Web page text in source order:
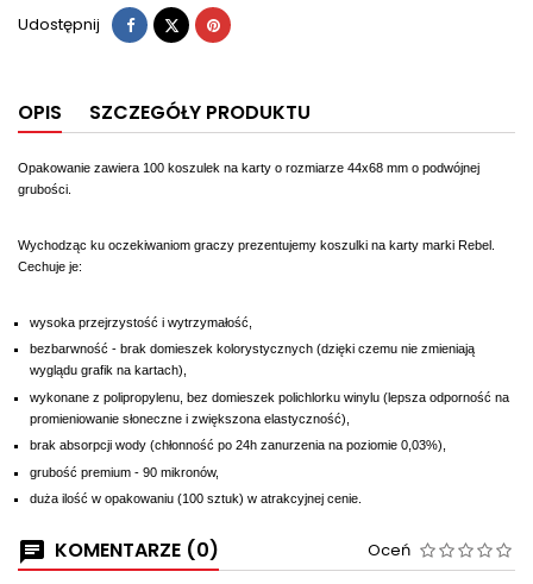
Udostępnij Udostępnij
TweetujPinterest
OPIS SZCZEGÓŁY PRODUKTU
Opakowanie zawiera 100 koszulek na karty o rozmiarze 44x68 mm o podwójnej
grubości.
Wychodząc ku oczekiwaniom graczy prezentujemy koszulki na karty marki Rebel.
Cechuje je:
wysoka przejrzystość i wytrzymałość,
bezbarwność - brak domieszek kolorystycznych (dzięki czemu nie zmieniają
wyglądu grafik na kartach),
wykonane z polipropylenu, bez domieszek polichlorku winylu (lepsza odporność na
promieniowanie słoneczne i zwiększona elastyczność),
brak absorpcji wody (chłonność po 24h zanurzenia na poziomie 0,03%),
grubość premium - 90 mikronów,
duża ilość w opakowaniu (100 sztuk) w atrakcyjnej cenie.
KOMENTARZE (0) Oceń